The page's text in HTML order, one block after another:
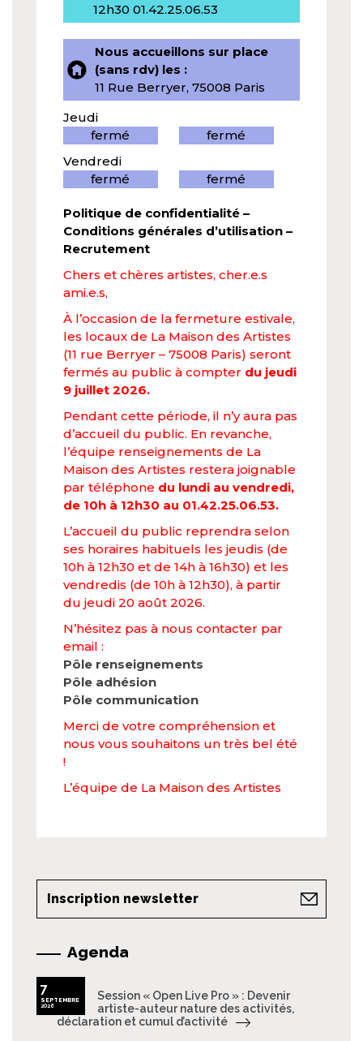
12h30 01.42.25.06.53
Nous accueillons sur place
(sans rdv) les :
11 Rue Berryer, 75008 Paris
Jeudi
fermé
fermé
Vendredi
fermé
fermé
Politique de confidentialité –
Conditions générales d’utilisation –
Recrutement
Chers et chères artistes, cher.e.s
ami.e.s,
À l’occasion de la fermeture estivale,
les locaux de La Maison des Artistes
(11 rue Berryer – 75008 Paris) seront
fermés au public à compter du jeudi
9 juillet 2026.
Pendant cette période, il n’y aura pas
d’accueil du public. En revanche,
l’équipe renseignements de La
Maison des Artistes restera joignable
par téléphone du lundi au vendredi,
de 10h à 12h30 au 01.42.25.06.53.
L’accueil du public reprendra selon
ses horaires habituels les jeudis (de
10h à 12h30 et de 14h à 16h30) et les
vendredis (de 10h à 12h30), à partir
du jeudi 20 août 2026.
N’hésitez pas à nous contacter par
email :
Pôle renseignements
Pôle adhésion
Pôle communication
Merci de votre compréhension et
nous vous souhaitons un très bel été
!
L’équipe de La Maison des Artistes
Inscription newsletter
Agenda
7
SEPTEMBRE
2026
Session « Open Live Pro » : Devenir
artiste-auteur nature des activités,
déclaration et cumul d’activité